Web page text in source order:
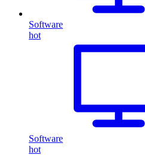
Software
hot
Software
hot